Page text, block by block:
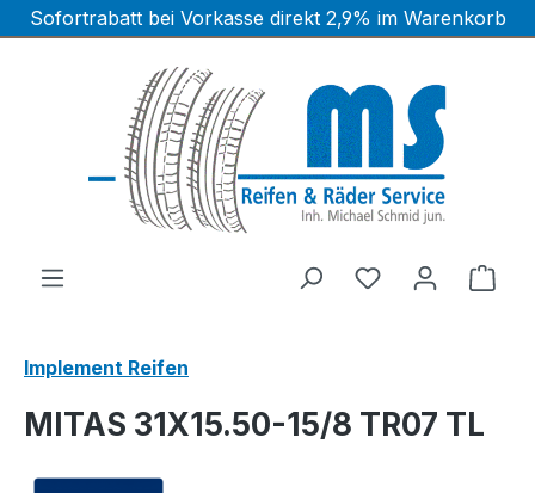
Zum Hauptinhalt springen
Sofortrabatt bei Vorkasse direkt 2,9% im Warenkorb
Implement Reifen
MITAS 31X15.50-15/8 TR07 TL